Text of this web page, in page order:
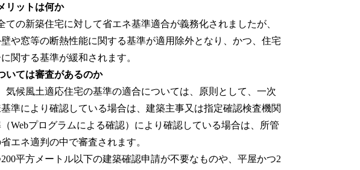
リットは何か
の新築住宅に対して省エネ基準適合が義務化されましたが、
や窓等の断熱性能に関する基準が適用除外となり、かつ、住宅
関する基準が緩和されます。
いては審査があるのか
気候風土適応住宅の基準の適合については、原則として、一次
準により確認している場合は、建築主事又は指定確認検査機関
Webプログラムによる確認）により確認している場合は、所管
エネ適判の中で審査されます。
平方メートル以下の建築確認申請が不要なものや、平屋かつ2